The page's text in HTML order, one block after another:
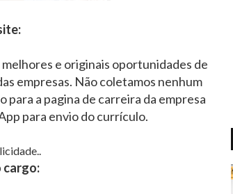
e originais oportunidades de
empresas. Não coletamos nenhum
a pagina de carreira da empresa
para envio do currículo.
cargo: